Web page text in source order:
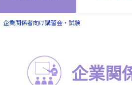
企業関係者向け講習会・試験
企業関